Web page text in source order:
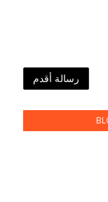
رسالة أقدم